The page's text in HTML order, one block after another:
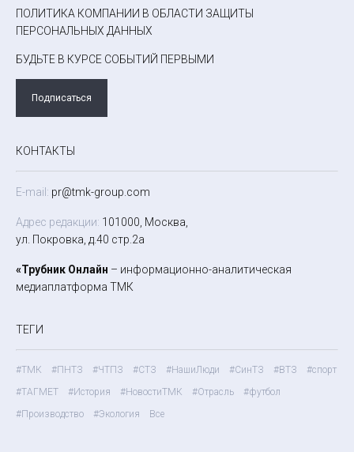
ПОЛИТИКА КОМПАНИИ В ОБЛАСТИ ЗАЩИТЫ
ПЕРСОНАЛЬНЫХ ДАННЫХ
БУДЬТЕ В КУРСЕ СОБЫТИЙ ПЕРВЫМИ
Подписаться
КОНТАКТЫ
E-mail: pr@tmk-group.com
Адрес редакции: 101000, Москва,
ул. Покровка, д.40 стр.2а
«Трубник Онлайн – информационно-аналитическая
медиаплатформа ТМК
ТЕГИ
#ТМК #ПНТЗ #ЧТПЗ #СТЗ #НашиЛюди #СинТЗ #ВТЗ
#спорт
#ТАГМЕТ
#История #НовостиТМК #Отрасль
#футбол
#Производство
#Экология Все